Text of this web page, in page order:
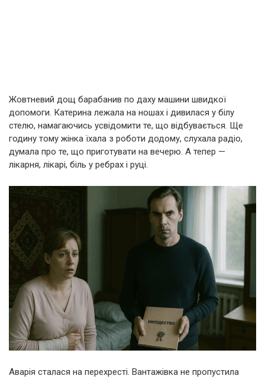
Жовтневий дощ барабанив по даху машини швидкої
допомоги. Катерина лежала на ношах і дивилася у білу
стелю, намагаючись усвідомити те, що відбувається. Ще
годину тому жінка їхала з роботи додому, слухала радіо,
думала про те, що приготувати на вечерю. А тепер —
лікарня, лікарі, біль у ребрах і руці.
Аварія сталася на перехресті. Вантажівка не пропустила